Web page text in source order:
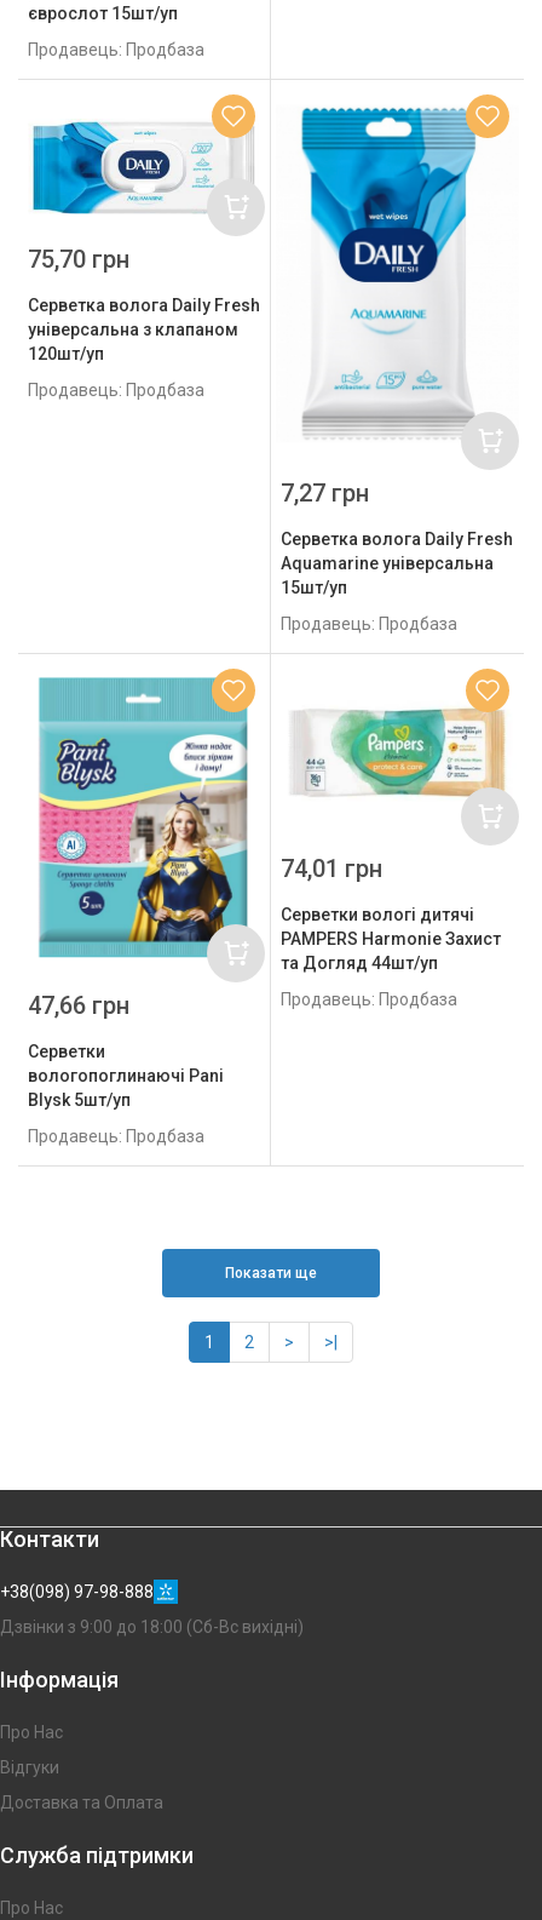
єврослот 15шт/уп
Продавець: Продбаза
Серветка волога Daily Fresh
універсальна з клапаном
120шт/уп
Продавець: Продбаза
75,70 грн
Серветка волога Daily Fresh
Aquamarine універсальна
15шт/уп
Продавець: Продбаза
7,27 грн
Серветки
вологопоглинаючі Pani
Blysk 5шт/уп
Продавець: Продбаза
47,66 грн
Серветки вологі дитячі
PAMPERS Harmonie Захист
та Догляд 44шт/уп
Продавець: Продбаза
74,01 грн
Показати ще
1 2 > >|
Контакти
+38(098) 97-98-888
Дзвінки з 9:00 до 18:00 (Сб-Вс вихідні)
Інформація
Про Нас
Відгуки
Доставка та Оплата
Служба підтримки
Про Нас